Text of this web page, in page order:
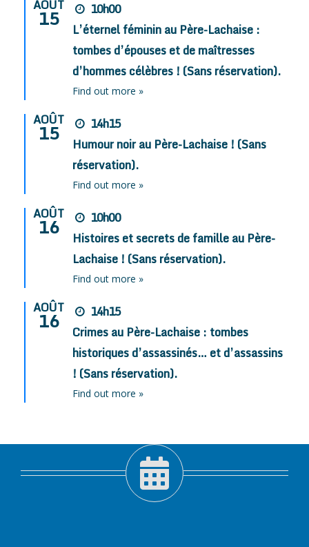
AOÛT
15
10h00
L’éternel féminin au Père-Lachaise :
tombes d’épouses et de maîtresses
d’hommes célèbres ! (Sans réservation).
Find out more »
AOÛT
15
14h15
Humour noir au Père-Lachaise ! (Sans
réservation).
Find out more »
AOÛT
16
10h00
Histoires et secrets de famille au Père-
Lachaise ! (Sans réservation).
Find out more »
AOÛT
16
14h15
Crimes au Père-Lachaise : tombes
historiques d’assassinés… et d’assassins
! (Sans réservation).
Find out more »